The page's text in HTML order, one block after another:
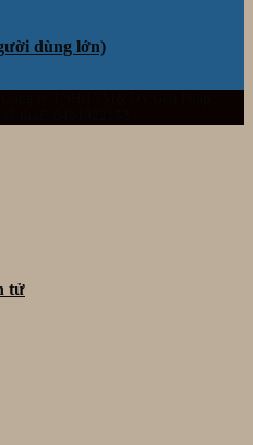
dùng lớn)
tử